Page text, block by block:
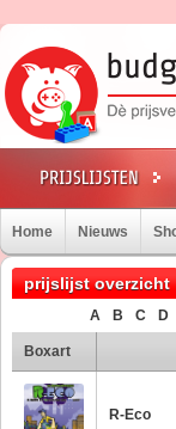
Home Nieuws
prijslijst overzicht
A B C D
Boxart
R-Eco